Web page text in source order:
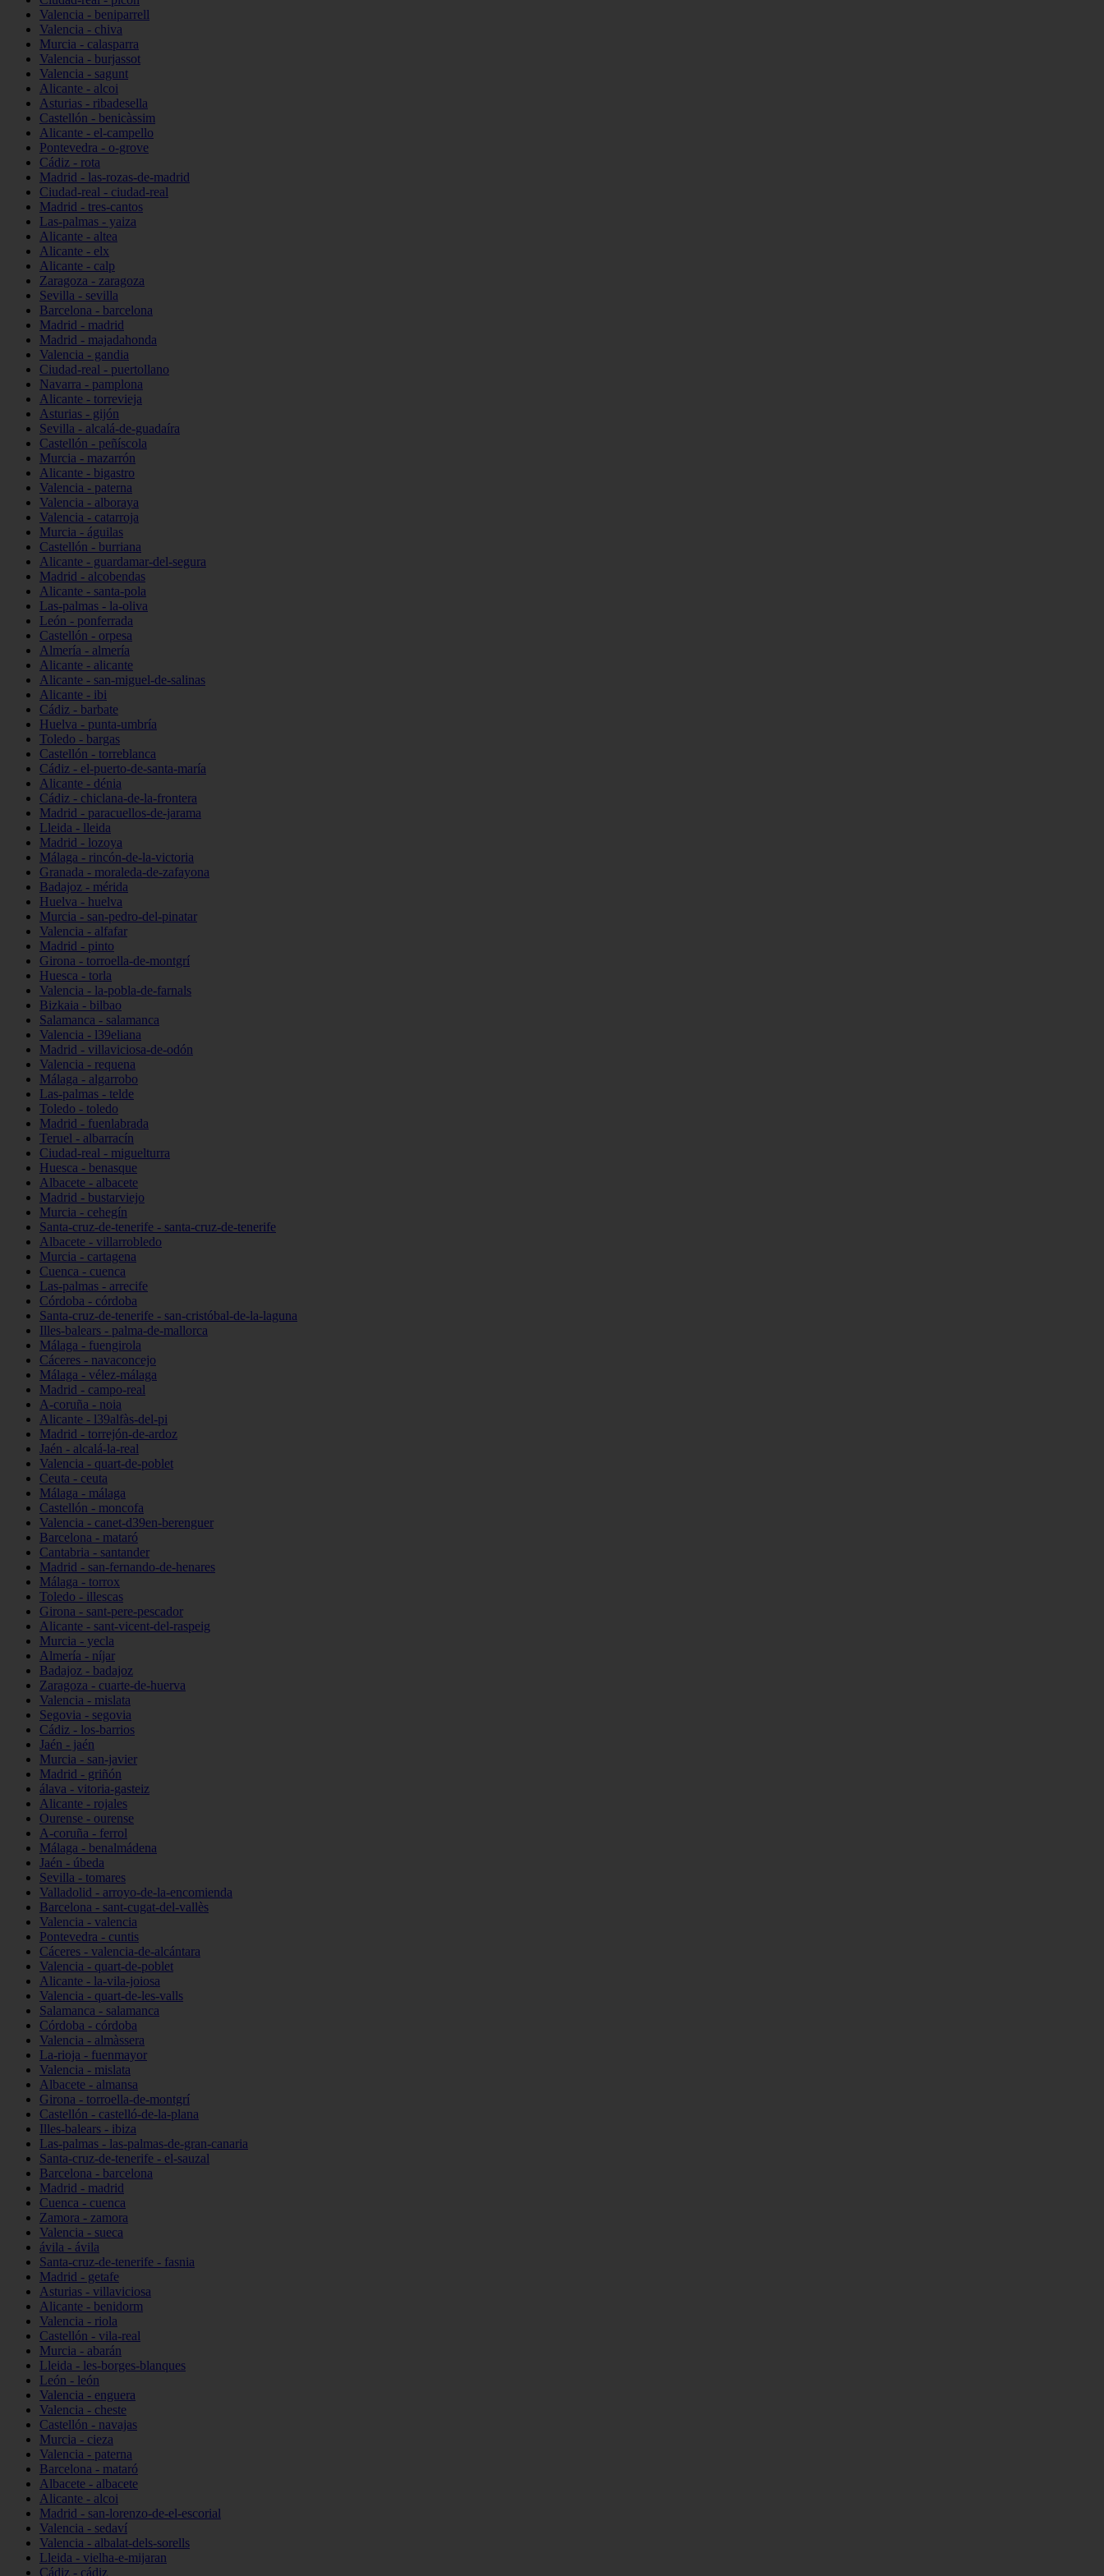
Valencia - beniparrell
Valencia - chiva
Murcia - calasparra
Valencia - burjassot
Valencia - sagunt
Alicante - alcoi
Asturias - ribadesella
Castellón - benicàssim
Alicante - el-campello
Pontevedra - o-grove
Cádiz - rota
Madrid - las-rozas-de-madrid
Ciudad-real - ciudad-real
Madrid - tres-cantos
Las-palmas - yaiza
Alicante - altea
Alicante - elx
Alicante - calp
Zaragoza - zaragoza
Sevilla - sevilla
Barcelona - barcelona
Madrid - madrid
Madrid - majadahonda
Valencia - gandia
Ciudad-real - puertollano
Navarra - pamplona
Alicante - torrevieja
Asturias - gijón
Sevilla - alcalá-de-guadaíra
Castellón - peñíscola
Murcia - mazarrón
Alicante - bigastro
Valencia - paterna
Valencia - alboraya
Valencia - catarroja
Murcia - águilas
Castellón - burriana
Alicante - guardamar-del-segura
Madrid - alcobendas
Alicante - santa-pola
Las-palmas - la-oliva
León - ponferrada
Castellón - orpesa
Almería - almería
Alicante - alicante
Alicante - san-miguel-de-salinas
Alicante - ibi
Cádiz - barbate
Huelva - punta-umbría
Toledo - bargas
Castellón - torreblanca
Cádiz - el-puerto-de-santa-maría
Alicante - dénia
Cádiz - chiclana-de-la-frontera
Madrid - paracuellos-de-jarama
Lleida - lleida
Madrid - lozoya
Málaga - rincón-de-la-victoria
Granada - moraleda-de-zafayona
Badajoz - mérida
Huelva - huelva
Murcia - san-pedro-del-pinatar
Valencia - alfafar
Madrid - pinto
Girona - torroella-de-montgrí
Huesca - torla
Valencia - la-pobla-de-farnals
Bizkaia - bilbao
Salamanca - salamanca
Valencia - l39eliana
Madrid - villaviciosa-de-odón
Valencia - requena
Málaga - algarrobo
Las-palmas - telde
Toledo - toledo
Madrid - fuenlabrada
Teruel - albarracín
Ciudad-real - miguelturra
Huesca - benasque
Albacete - albacete
Madrid - bustarviejo
Murcia - cehegín
Santa-cruz-de-tenerife - santa-cruz-de-tenerife
Albacete - villarrobledo
Murcia - cartagena
Cuenca - cuenca
Las-palmas - arrecife
Córdoba - córdoba
Santa-cruz-de-tenerife - san-cristóbal-de-la-laguna
Illes-balears - palma-de-mallorca
Málaga - fuengirola
Cáceres - navaconcejo
Málaga - vélez-málaga
Madrid - campo-real
A-coruña - noia
Alicante - l39alfàs-del-pi
Madrid - torrejón-de-ardoz
Jaén - alcalá-la-real
Valencia - quart-de-poblet
Ceuta - ceuta
Málaga - málaga
Castellón - moncofa
Valencia - canet-d39en-berenguer
Barcelona - mataró
Cantabria - santander
Madrid - san-fernando-de-henares
Málaga - torrox
Toledo - illescas
Girona - sant-pere-pescador
Alicante - sant-vicent-del-raspeig
Murcia - yecla
Almería - níjar
Badajoz - badajoz
Zaragoza - cuarte-de-huerva
Valencia - mislata
Segovia - segovia
Cádiz - los-barrios
Jaén - jaén
Murcia - san-javier
Madrid - griñón
álava - vitoria-gasteiz
Alicante - rojales
Ourense - ourense
A-coruña - ferrol
Málaga - benalmádena
Jaén - úbeda
Sevilla - tomares
Valladolid - arroyo-de-la-encomienda
Barcelona - sant-cugat-del-vallès
Valencia - valencia
Pontevedra - cuntis
Cáceres - valencia-de-alcántara
Valencia - quart-de-poblet
Alicante - la-vila-joiosa
Valencia - quart-de-les-valls
Salamanca - salamanca
Córdoba - córdoba
Valencia - almàssera
La-rioja - fuenmayor
Valencia - mislata
Albacete - almansa
Girona - torroella-de-montgrí
Castellón - castelló-de-la-plana
Illes-balears - ibiza
Las-palmas - las-palmas-de-gran-canaria
Santa-cruz-de-tenerife - el-sauzal
Barcelona - barcelona
Madrid - madrid
Cuenca - cuenca
Zamora - zamora
Valencia - sueca
ávila - ávila
Santa-cruz-de-tenerife - fasnia
Madrid - getafe
Asturias - villaviciosa
Alicante - benidorm
Valencia - riola
Castellón - vila-real
Murcia - abarán
Lleida - les-borges-blanques
León - león
Valencia - enguera
Valencia - cheste
Castellón - navajas
Murcia - cieza
Valencia - paterna
Barcelona - mataró
Albacete - albacete
Alicante - alcoi
Madrid - san-lorenzo-de-el-escorial
Valencia - sedaví
Valencia - albalat-dels-sorells
Lleida - vielha-e-mijaran
Cádiz - cádiz